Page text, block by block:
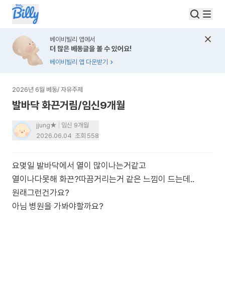
베이비빌리 앱에서
더 많은 베동글을 볼 수 있어요!
베이비빌리 앱 다운받기
2026년 6월 베동/ 자유주제
발바닥 화끈거림/임신9개월
jjung★
임신 9개월
2026.06.04 조회 558
요몇일 발바닥에서 열이 많이나는거같고
열이나다못해 화끈?따끔거리는거 같은 느낌이 드는데..
원래그런건가요?
아님 병원을 가봐야할까요?